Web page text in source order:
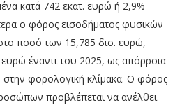
κατά 742 εκατ. ευρώ ή 2,9%
ο φόρος εισοδήματος φυσικών
ποσό των 15,785 δισ. ευρώ,
ευρώ έναντι του 2025, ως απόρροια
φορολογική κλίμακα. Ο φόρος
προβλέπεται να ανέλθει